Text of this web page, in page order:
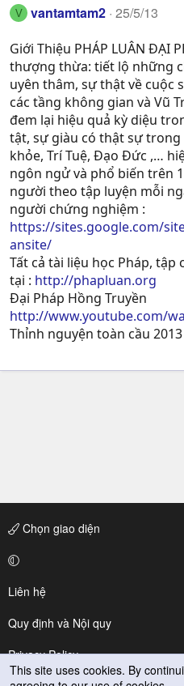
V vantamtam2 25/5/13
Giới Thiệu PHÁP LUÂN ĐẠI
thượng thừa: tiết lộ những
uyên thâm, sự thật về cuộc
các tầng không gian và Vũ
đem lại hiệu quả kỳ diệu
tật, sự giàu có thật sự trong
khỏe, Trí Tuệ, Ðạo Ðức ,…
ngôn ngử và phổ biến trên
người theo tập luyện mỗi
người chứng nghiệm :
https://sites.google.com/
ansite/
Tất cả tài liệu học Pháp, tập
tại : http://phapluan.org
Đại Pháp Hồng Truyền
http://www.youtube.com/
Thỉnh nguyện toàn cầu 2013
Chọn giao diện
Liên hệ
Quy định và Nội quy
Privacy Policy
This site uses cookies. By